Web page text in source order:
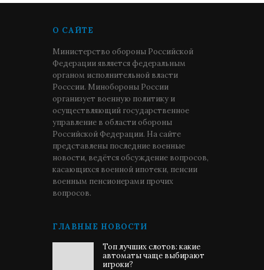
О САЙТЕ
Министерство обороны Российской
Федерации является федеральным
органом исполнительной власти
Росссии. Минобороны России
организует военную политику и
осуществляющий государственное
управление в области обороны
Российской Федерации. На сайте
представлены последние военные
новости, ведётся обсуждение вопросов,
касающихся военной ипотеки, пенсии
военным пенсионерами прочих
вопросов.
ГЛАВНЫЕ НОВОСТИ
Топ лучших слотов: какие
автоматы чаще выбирают
игроки?